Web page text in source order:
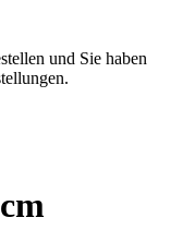
und Sie haben